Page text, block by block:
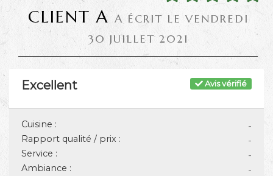
CLIENT A A ÉCRIT LE VENDREDI
30 JUILLET 2021
Avis vérifié
Excellent
-
Cuisine :
-
Rapport qualité / prix :
-
Service :
-
Ambiance :